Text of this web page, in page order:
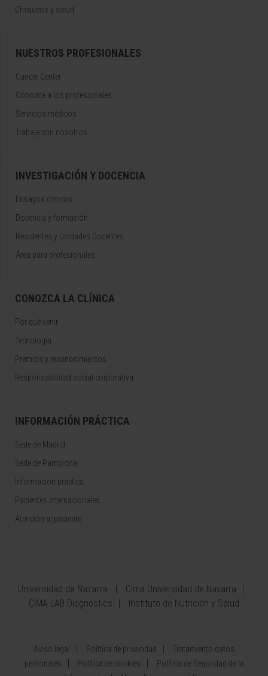
Chequeos y salud
NUESTROS PROFESIONALES
Cancer Center
Conozca a los profesionales
Servicios médicos
Trabaje con nosotros
INVESTIGACIÓN Y DOCENCIA
Ensayos clínicos
Docencia y formación
Residentes y Unidades Docentes
Área para profesionales
CONOZCA LA CLÍNICA
Por qué venir
Tecnología
Premios y reconocimientos
Responsabilidad social corporativa
INFORMACIÓN PRÁCTICA
Sede de Madrid
Sede de Pamplona
Información práctica
Pacientes internacionales
Atención al paciente
Universidad de Navarra
Cima Universidad de Navarra
CIMA LAB Diagnostics
Instituto de Nutrición y Salud
Aviso legal Política de privacidad
Tratamiento datos
personales
Política de cookies
Política de Seguridad de la